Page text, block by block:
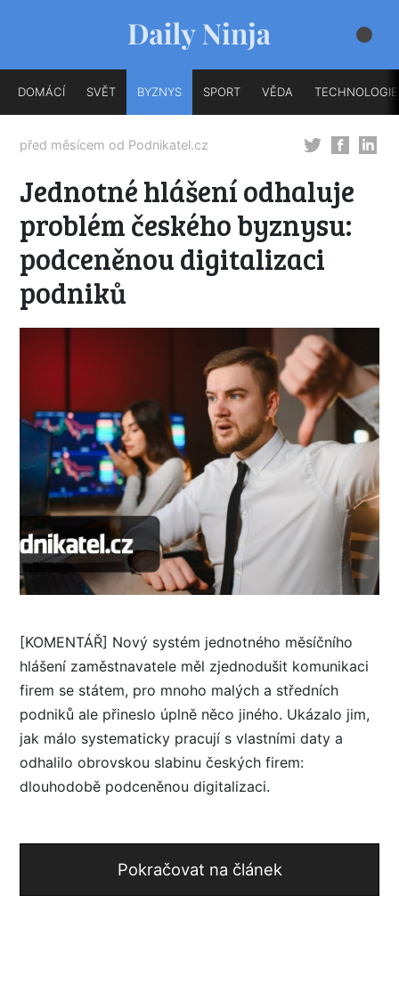
DOMÁCÍ SVĚT BYZNYS SPORT VĚDA TECHNOLOGIE
před měsícem od Podnikatel.cz
Jednotné hlášení odhaluje
problém českého byznysu:
podceněnou digitalizaci
podniků
[KOMENTÁŘ] Nový systém jednotného měsíčního
hlášení zaměstnavatele měl zjednodušit komunikaci
firem se státem, pro mnoho malých a středních
podniků ale přineslo úplně něco jiného. Ukázalo jim,
jak málo systematicky pracují s vlastními daty a
odhalilo obrovskou slabinu českých firem:
dlouhodobě podceněnou digitalizaci.
Pokračovat na článek